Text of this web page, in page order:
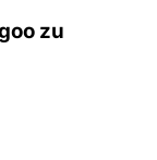
zu